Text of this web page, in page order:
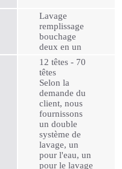
Lavage
remplissage
bouchage
deux en un
12 têtes - 70
têtes
Selon la
demande du
client, nous
fournissons
un double
système de
lavage, un
pour l'eau, un
pour le lavage